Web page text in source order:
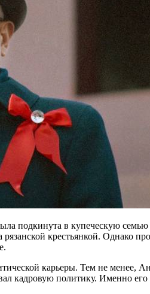
подкинута в купеческую
крестьянкой. Однако
карьеры. Тем не менее,
кадровую политику. Именно